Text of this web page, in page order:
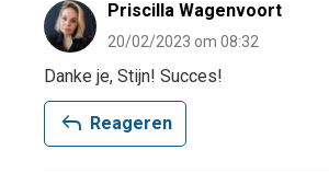
Priscilla Wagenvoort
20/02/2023 om 08:32
Danke je, Stijn! Succes!
reply Reageren